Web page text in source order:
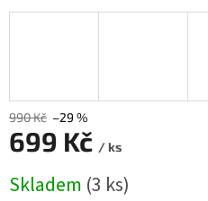
990 Kč –29 %
699 Kč / ks
cena:
Skladem (3 ks)